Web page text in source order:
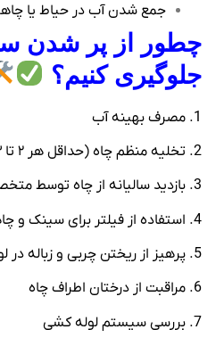
جمع شدن آب در حیاط یا
چطور از پر شدن
جلوگیری کنیم؟
1. مصرف بهینه آب
2. تخلیه منظم چاه (حداقل هر ۲ تا ۳ سال یک‌بار)
3. بازدید سالیانه از چاه توسط متخصص
4. استفاده از فیلتر برای سینک و چاهک
5. پرهیز از ریختن چربی و زباله در لوله‌ ها
6. مراقبت از درختان اطراف چاه
7. بررسی سیستم لوله‌ کشی